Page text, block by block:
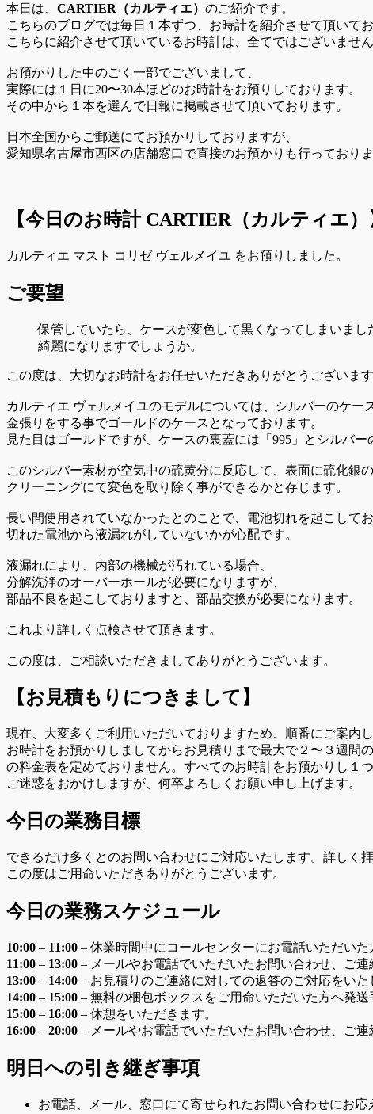
本日は、 CARTIER（カルティエ） のご紹介です。
こちらのブログでは毎日１本ずつ、お時計を紹介させて頂いてお
こちらに紹介させて頂いているお時計は、全てではございません
お預かりした中のごく一部でございまして、
実際には１日に20〜30本ほどのお時計をお預りしております。
その中から１本を選んで日報に掲載させて頂いております。
日本全国からご郵送にてお預かりしておりますが、
愛知県名古屋市西区の店舗窓口で直接のお預かりも行っておりま
【今日のお時計 CARTIER（カルティエ）
カルティエ マスト コリゼ ヴェルメイユ をお預りしました。
ご要望
保管していたら、ケースが変色して黒くなってしまいまし
綺麗になりますでしょうか。
この度は、大切なお時計をお任せいただきありがとうございます
カルティエ ヴェルメイユのモデルについては、シルバーのケー
金張りをする事でゴールドのケースとなっております。
見た目はゴールドですが、ケースの裏蓋には「995」とシルバー
このシルバー素材が空気中の硫黄分に反応して、表面に硫化銀
クリーニングにて変色を取り除く事ができるかと存じます。
長い間使用されていなかったとのことで、電池切れを起こしてお
切れた電池から液漏れがしていないかが心配です。
液漏れにより、内部の機械が汚れている場合、
分解洗浄のオーバーホールが必要になりますが、
部品不良を起こしておりますと、部品交換が必要になります。
これより詳しく点検させて頂きます。
この度は、ご相談いただきましてありがとうございます。
【お見積もりにつきまして】
現在、大変多くご利用いただいておりますため、順番にご案内し
お時計をお預かりしましてからお見積りまで最大で２〜３週間
の料金表を定めておりません。すべてのお時計をお預かりし１
ご迷惑をおかけしますが、何卒よろしくお願い申し上げます。
今日の業務目標
できるだけ多くとのお問い合わせにご対応いたします。詳しく
この度はご用命いただきありがとうございます。
今日の業務スケジュール
10:00 – 11:00 – 休業時間中にコールセンターにお電話いただいた
11:00 – 13:00 – メールやお電話でいただいたお問い合わせ、ご連
13:00 – 14:00 – お見積りのご連絡に対しての返答のご対応をいた
14:00 – 15:00 – 無料の梱包ボックスをご用命いただいた方へ発送
15:00 – 16:00 – 休憩をいただきます。
16:00 – 20:00 – メールやお電話でいただいたお問い合わせ、ご連
明日への引き継ぎ事項
お電話、メール、窓口にて寄せられたお問い合わせにお応